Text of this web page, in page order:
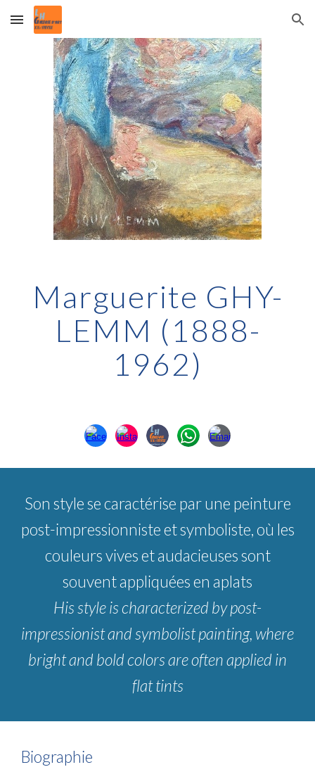
Skip to main content Skip to navigation
Marguerite GHY-
LEMM (1888-
1962)
Son style se caractérise par une peinture
post-impressionniste et symboliste, où les
couleurs vives et audacieuses sont
souvent appliquées en aplats
His style is characterized by post-
impressionist and symbolist painting, where
bright and bold colors are often applied in
flat tints
Biographie